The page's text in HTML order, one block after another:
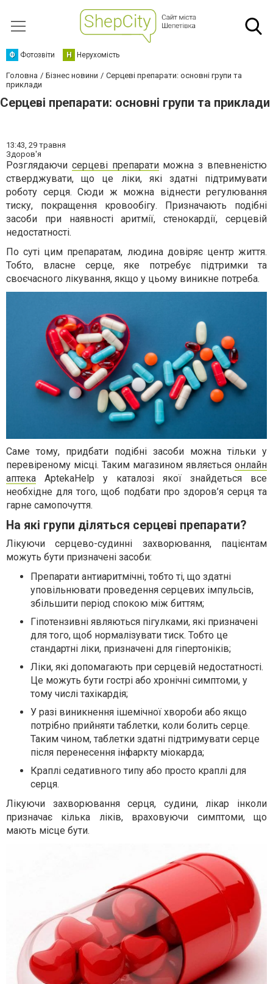
Ф Фотозвіти Н Нерухомість
Головна Бізнес новини
Серцеві препарати: основні групи та
приклади
Серцеві препарати: основні групи та приклади
13:43, 29 травня
Здоров'я
Розглядаючи серцеві препаратиможна з впевненістю
стверджувати, що це ліки, які здатні підтримувати
роботу серця. Сюди ж можна віднести регулювання
тиску, покращення кровообігу. Призначають подібні
засоби при наявності аритмії, стенокардії, серцевій
недостатності.
По суті цим препаратам, людина довіряє центр життя.
Тобто, власне серце, яке потребує підтримки та
своєчасного лікування, якщо у цьому виникне потреба.
Саме тому, придбати подібні засоби можна тільки у
перевіреному місці. Таким магазином являється онлайн
аптека AptekaHelp у каталозі якої знайдеться все
необхідне для того, щоб подбати про здоров’я серця та
гарне самопочуття.
На які групи діляться серцеві препарати?
Лікуючи серцево-судинні захворювання, пацієнтам
можуть бути призначені засоби:
Препарати антиаритмічні, тобто ті, що здатні
уповільнювати проведення серцевих імпульсів,
збільшити період спокою між биттям;
Гіпотензивні являються пігулками, які призначені
для того, щоб нормалізувати тиск. Тобто це
стандартні ліки, призначені для гіпертоніків;
Ліки, які допомагають при серцевій недостатності.
Це можуть бути гострі або хронічні симптоми, у
тому числі тахікардія;
У разі виникнення ішемічної хвороби або якщо
потрібно прийняти таблетки, коли болить серце.
Таким чином, таблетки здатні підтримувати серце
після перенесення інфаркту міокарда;
Краплі седативного типу або просто краплі для
серця.
Лікуючи захворювання серця, судини, лікар інколи
призначає кілька ліків, враховуючи симптоми, що
мають місце бути.